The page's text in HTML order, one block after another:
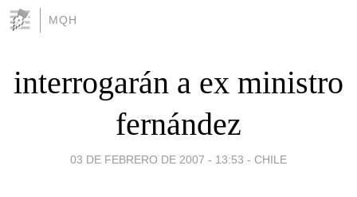
MQH
interrogarán a ex ministro
fernández
03 DE FEBRERO DE 2007 - 13:53 - CHILE